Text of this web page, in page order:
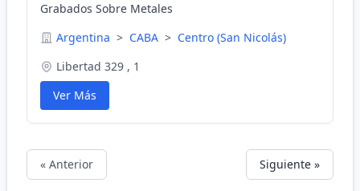
Grabados Sobre Metales
Argentina > CABA > Centro (San Nicolás)
Libertad 329 , 1
Ver Más
« Anterior Siguiente »